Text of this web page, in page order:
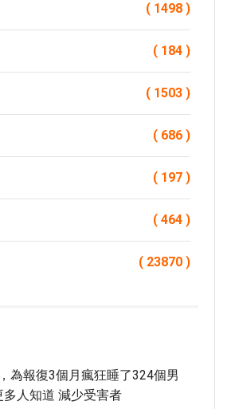
( 1498 )
( 184 )
( 1503 )
( 686 )
( 197 )
( 464 )
( 23870 )
為報復3個月瘋狂睡了324個男
人知道 減少受害者